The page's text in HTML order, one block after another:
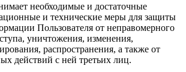
необходимые и достаточные
и технические меры для защиты
Пользователя от неправомерного
уничтожения, изменения,
распространения, а также от
действий с ней третьих лиц.